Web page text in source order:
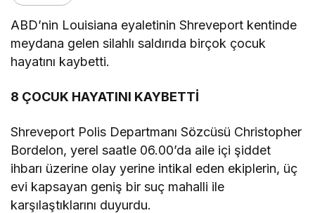
ABD’nin Louisiana eyaletinin Shreveport kentinde
meydana gelen silahlı saldırıda birçok çocuk
hayatını kaybetti.
8 ÇOCUK HAYATINI KAYBETTİ
Shreveport Polis Departmanı Sözcüsü Christopher
Bordelon, yerel saatle 06.00’da aile içi şiddet
ihbarı üzerine olay yerine intikal eden ekiplerin, üç
evi kapsayan geniş bir suç mahalli ile
karşılaştıklarını duyurdu.